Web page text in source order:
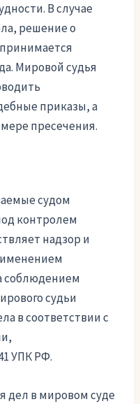
В случае
решение о
Мировой судья
приказы, а
пресечения.
судом
контролем
надзор и
соблюдением
судьи
в соответствии с
УПК РФ.
дел в мировом суде